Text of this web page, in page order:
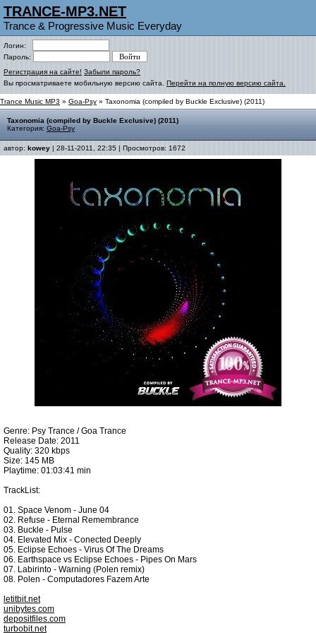
TRANCE-MP3.NET
Trance & Progressive Music Everyday
Логин:
Пароль:
Регистрация на сайте! Забыли пароль?
Вы просматриваете мобильную версию сайта. Перейти на полную версию сайта.
Trance Music MP3 » Goa-Psy » Taxonomia (compiled by Buckle Exclusive) (2011)
Taxonomia (compiled by Buckle Exclusive) (2011)
Категория: Goa-Psy
автор: kowey | 28-11-2011, 22:35 | Просмотров: 1672
Genre: Psy Trance / Goa Trance
Release Date: 2011
Quality: 320 kbps
Size: 145 MB
Playtime: 01:03:41 min
TrackList:
01. Space Venom - June 04
02. Refuse - Eternal Remembrance
03. Buckle - Pulse
04. Elevated Mix - Conected Deeply
05. Eclipse Echoes - Virus Of The Dreams
06. Earthspace vs Eclipse Echoes - Pipes On Mars
07. Labirinto - Warning (Polen remix)
08. Polen - Computadores Fazem Arte
letitbit.net
unibytes.com
depositfiles.com
turbobit.net